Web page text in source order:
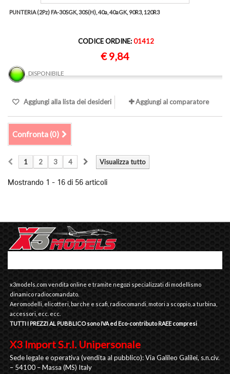
PUNTERIA (2Pz) FA-30SGK, 30S(H), 40a, 40aGK, 90R3, 120R3
CODICE ORDINE:01412
€ 9,84
DISPONIBILE
Aggiungi alla lista dei desideri Aggiungi al comparatore
Confronta (0)
Visualizza tutto
1 2 3 4
Mostrando 1 - 16 di 56 articoli
x3models.com vendita online e tramite negozi specializzati di modellismo
dinamico radiocomandato.
Aeromodelli, elicotteri, barche e scafi, radiocomandi, motori a scoppio, a turbina,
accessori, ecc. ecc.
TUTTI I PREZZI AL PUBBLICO sono IVA ed Eco-contributo RAEE compresi
X3 Import S.r.l. Unipersonale
Sede legale e operativa (vendita al pubblico): Via Galileo Galilei, s.n.civ.
– 54100 – Massa (MS) Italy